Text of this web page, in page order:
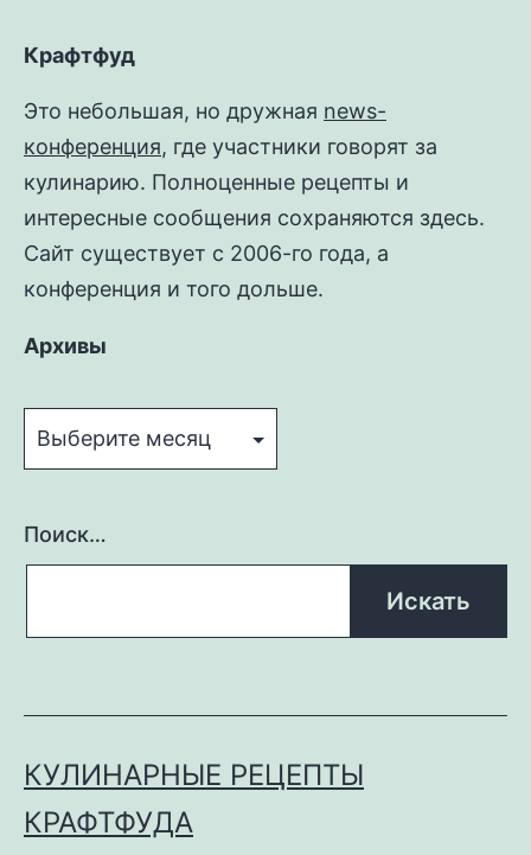
Крафтфуд
Это небольшая, но дружная news-
конференция, где участники говорят за
кулинарию. Полноценные рецепты и
интересные сообщения сохраняются здесь.
Сайт существует с 2006-го года, а
конференция и того дольше.
Архивы
Поиск…
КУЛИНАРНЫЕ РЕЦЕПТЫ
КРАФТФУДА